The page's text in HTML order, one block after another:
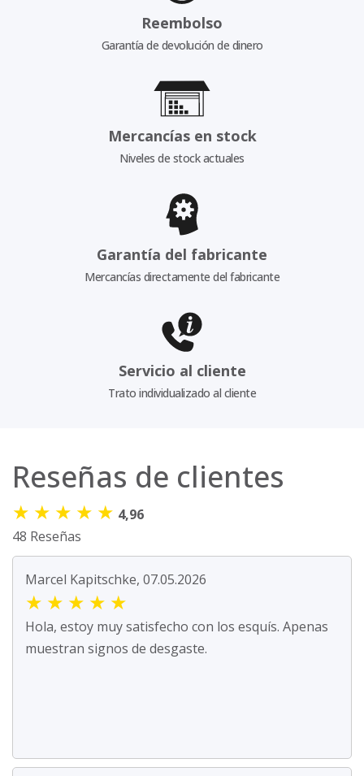
Reembolso
Garantía de devolución de dinero
Mercancías en stock
Niveles de stock actuales
Garantía del fabricante
Mercancías directamente del fabricante
Servicio al cliente
Trato individualizado al cliente
Reseñas de clientes
★ ★ ★ ★ ★ 4,96
48 Reseñas
Marcel Kapitschke, 07.05.2026
★ ★ ★ ★ ★
Hola, estoy muy satisfecho con los esquís. Apenas
muestran signos de desgaste.